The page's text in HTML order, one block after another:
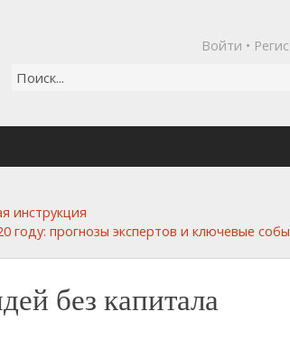
Войти •
инструкция
году: прогнозы экспертов и ключевые
без капитала